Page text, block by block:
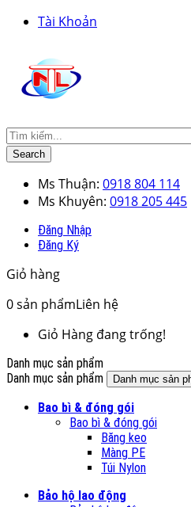
Tài Khoản
Search
Ms Thuận: 0918 804 114
Ms Khuyên: 0918 205 445
Đăng Nhập
Đăng Ký
Giỏ hàng
0sản phẩmLiên hệ
Giỏ Hàng đang trống!
Danh mục sản phẩm
Danh mục sản phẩm
Danh mục sản
Bao bì & đóng gói
Bao bì & đóng gói
Băng keo
Màng PE
Túi Nylon
Bảo hộ lao động